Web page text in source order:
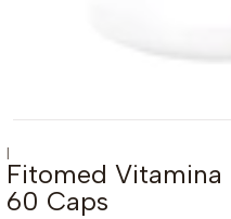
|
Fitomed Vitamina
60 Caps